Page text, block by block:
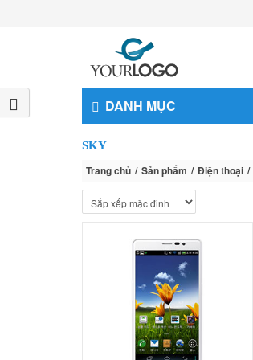
DANH MỤC
SKY
Trang chủ Sản phẩm Điện thoại